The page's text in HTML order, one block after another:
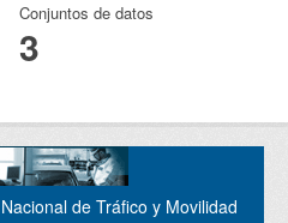
Conjuntos de datos
3
de Tráfico y Movilidad